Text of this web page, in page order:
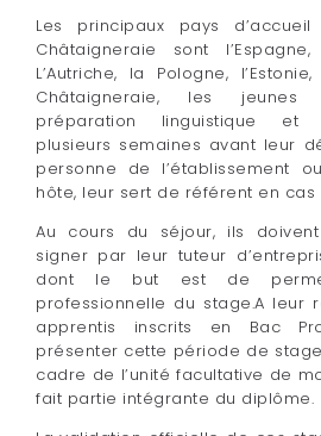
Les principaux pays
Châtaigneraie sont l’Espagne,
L’Autriche, la Pologne,
Châtaigneraie, les jeunes
préparation linguistique et
plusieurs semaines avant leur
personne de l’établissement
hôte, leur sert de référent en cas
Au cours du séjour, ils
signer par leur tuteur
dont le but est de
professionnelle du stage.A leur
apprentis inscrits en Bac
présenter cette période de
cadre de l’unité facultative de
fait partie intégrante du diplôme.